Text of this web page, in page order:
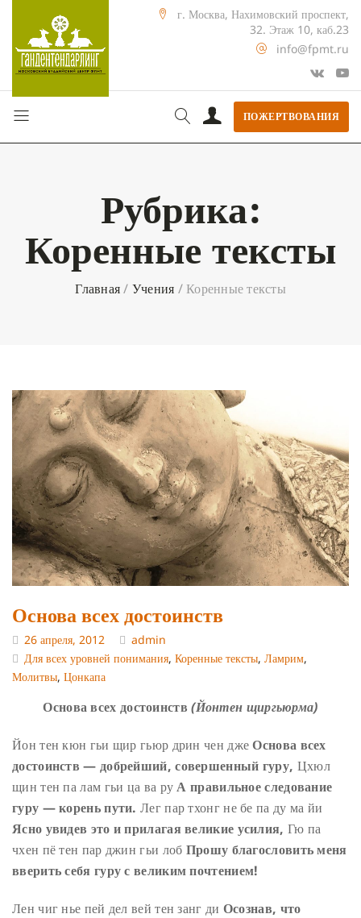
г. Москва, Нахимовский проспект,
32. Этаж 10, каб.23
info@fpmt.ru
ПОЖЕРТВОВАНИЯ
Рубрика:
Коренные тексты
Главная/ Учения / Коренные тексты
Основа всех достоинств
26 апреля, 2012
admin
Для всех уровней понимания, Коренные тексты, Ламрим,
Молитвы, Цонкапа
Основа всех достоинств (Йонтен щиргьюрма)
Йон тен кюн гьи щир гьюр дрин чен дже Основа всех
достоинств — добрейший, совершенный гуру, Цхюл
щин тен па лам гьи ца ва ру А правильное следование
гуру — корень пути. Лег пар тхонг не бе па ду ма йи
Ясно увидев это и прилагая великие усилия, Гю па
чхен пё тен пар джин гьи лоб Прошу благословить меня
вверить себя гуру с великим почтением!
Лен чиг нье пей дел вей тен занг ди Осознав, что